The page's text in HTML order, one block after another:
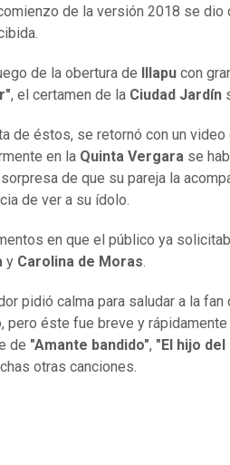
de la versión 2018 se dio
de la obertura de Illapu con
, el certamen de la Ciudad Jardín
de éstos, se retornó con un video
en la Quinta Vergara se
de que su pareja la
de ver a su ídolo.
en que el público ya
y Carolina de Moras.
pidió calma para saludar a la
pero éste fue breve y
de "Amante bandido", "El hijo
otras canciones.